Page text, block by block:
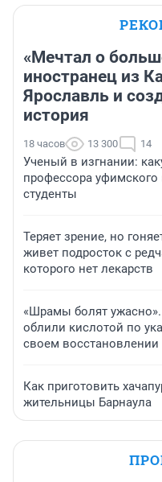
«Мечтал о
иностранец из
Ярославль и
история
18 часов 13 300 14
Ученый в изгнании:
профессора уфимского
студенты
Теряет зрение, но
живет подросток с
которого нет лекарств
«Шрамы болят
облили кислотой по
своем восстановлении
Как приготовить
жительницы Барнаула